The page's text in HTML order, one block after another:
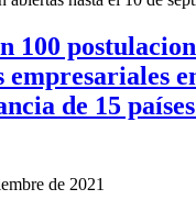
100
empresariales
de 15
de 2021